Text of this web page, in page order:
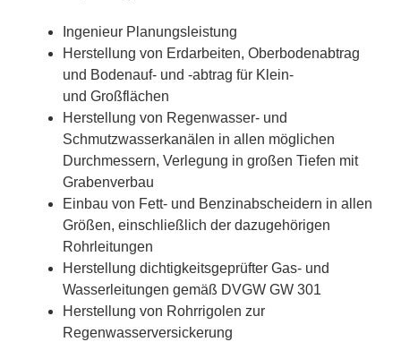
Ingenieur Planungsleistung
Herstellung von Erdarbeiten, Oberbodenabtrag
und Bodenauf- und -abtrag für Klein-
und Großflächen
Herstellung von Regenwasser- und
Schmutzwasserkanälen in allen möglichen
Durchmessern, Verlegung in großen Tiefen mit
Grabenverbau
Einbau von Fett- und Benzinabscheidern in allen
Größen, einschließlich der dazugehörigen
Rohrleitungen
Herstellung dichtigkeitsgeprüfter Gas- und
Wasserleitungen gemäß DVGW GW 301
Herstellung von Rohrrigolen zur
Regenwasserversickerung